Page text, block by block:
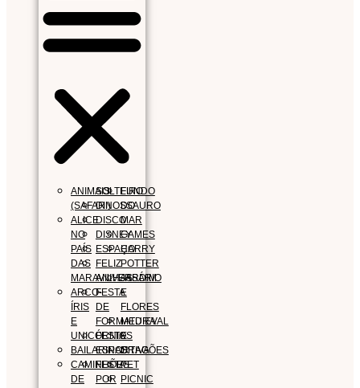
ANIMAIS
(SAFARI)
ALICE
NO
PAÍS
DAS
MARAVILHAS
ARCO-
ÍRIS
E
UNICÓRNIOS
BAILARINAS
CAMINHÕES
DE
SOLTEIRO
DINOSSAURO
DISCO
DISNEY
ESPAÇO
FELIZ
ANIVERSÁRIO
FESTA
DE
FORMATURA
FESTA
ESPORTIVA
FESTA
POR
FUNDO
DO
MAR
GAMES
HARRY
POTTER
JARDIM
E
FLORES
MEDIEVAL
E
DRAGÕES
PET
PICNIC